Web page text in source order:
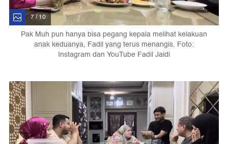
7 / 10
Pak Muh pun hanya bisa pegang kepala melihat kelakuan
anak keduanya, Fadil yang terus menangis. Foto:
Instagram dan YouTube Fadil Jaidi